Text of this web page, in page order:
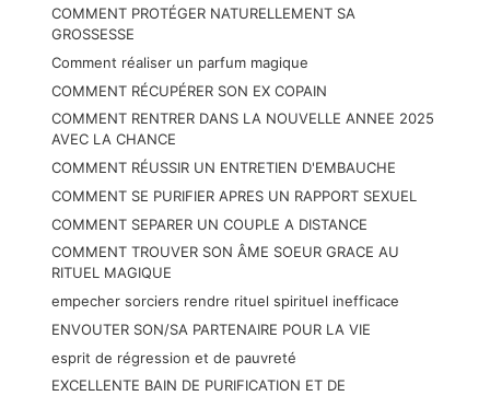
COMMENT PROTÉGER NATURELLEMENT SA
GROSSESSE
Comment réaliser un parfum magique
COMMENT RÉCUPÉRER SON EX COPAIN
COMMENT RENTRER DANS LA NOUVELLE ANNEE 2025
AVEC LA CHANCE
COMMENT RÉUSSIR UN ENTRETIEN D'EMBAUCHE
COMMENT SE PURIFIER APRES UN RAPPORT SEXUEL
COMMENT SEPARER UN COUPLE A DISTANCE
COMMENT TROUVER SON ÂME SOEUR GRACE AU
RITUEL MAGIQUE
empecher sorciers rendre rituel spirituel inefficace
ENVOUTER SON/SA PARTENAIRE POUR LA VIE
esprit de régression et de pauvreté
EXCELLENTE BAIN DE PURIFICATION ET DE